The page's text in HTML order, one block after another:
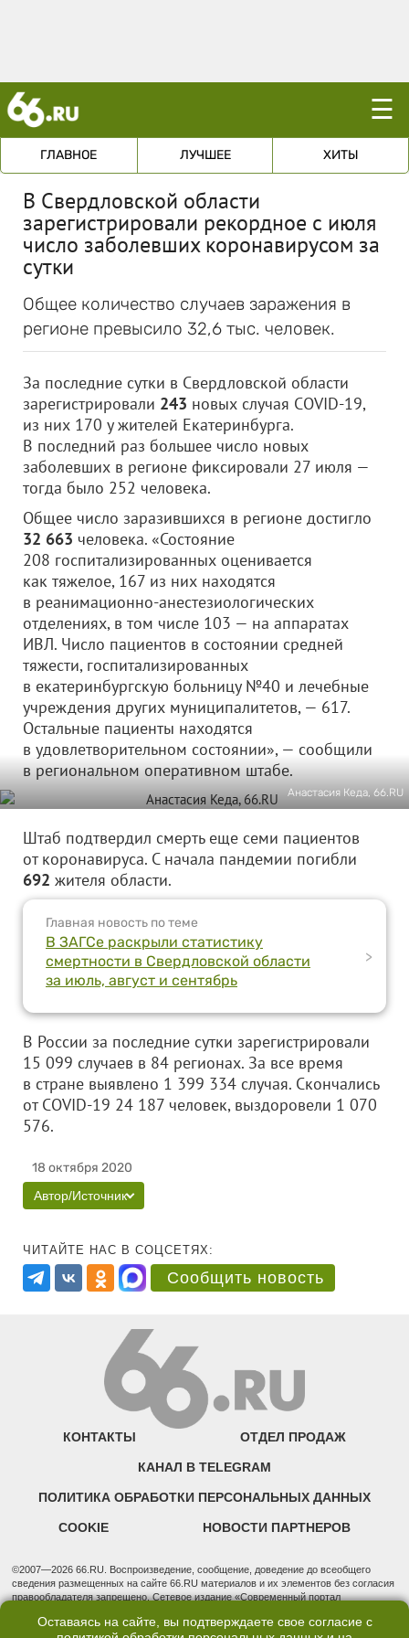
☰
ГЛАВНОЕ ЛУЧШЕЕ ХИТЫ
В Свердловской области
зарегистрировали рекордное с июля
число заболевших коронавирусом за
сутки
Общее количество случаев заражения в
регионе превысило 32,6 тыс. человек.
За последние сутки в Свердловской области
зарегистрировали 243 новых случая COVID-19,
из них 170 у жителей Екатеринбурга.
В последний раз большее число новых
заболевших в регионе фиксировали 27 июля —
тогда было 252 человека.
Общее число заразившихся в регионе достигло
32 663 человека. «Состояние
208 госпитализированных оценивается
как тяжелое, 167 из них находятся
в реанимационно-анестезиологических
отделениях, в том числе 103 — на аппаратах
ИВЛ. Число пациентов в состоянии средней
тяжести, госпитализированных
в екатеринбургскую больницу №40 и лечебные
учреждения других муниципалитетов, — 617.
Остальные пациенты находятся
в удовлетворительном состоянии», — сообщили
в региональном оперативном штабе.
Анастасия Кеда, 66.RU
Штаб подтвердил смерть еще семи пациентов
от коронавируса. С начала пандемии погибли
692 жителя области.
Главная новость по теме
В ЗАГСе раскрыли статистику
смертности в Свердловской области
за июль, август и сентябрь
>
В России за последние сутки зарегистрировали
15 099 случаев в 84 регионах. За все время
в стране выявлено 1 399 334 случая. Скончались
от COVID-19 24 187 человек, выздоровели 1 070
576.
18 октября 2020
Автор/Источник
ЧИТАЙТЕ НАС В СОЦСЕТЯХ:
Сообщить новость
КОНТАКТЫ ОТДЕЛ ПРОДАЖ
КАНАЛ В TELEGRAM
ПОЛИТИКА ОБРАБОТКИ ПЕРСОНАЛЬНЫХ ДАННЫХ
COOKIE НОВОСТИ ПАРТНЕРОВ
©2007—2026 66.RU. Воспроизведение, сообщение, доведение до всеобщего
сведения размещенных на сайте 66.RU материалов и их элементов без согласия
правообладателя запрещено. Сетевое издание «Современный портал
надзору в сфере связи, информационных технологий и массовых коммуникаций
Оставаясь на сайте, вы подтверждаете свое согласие с